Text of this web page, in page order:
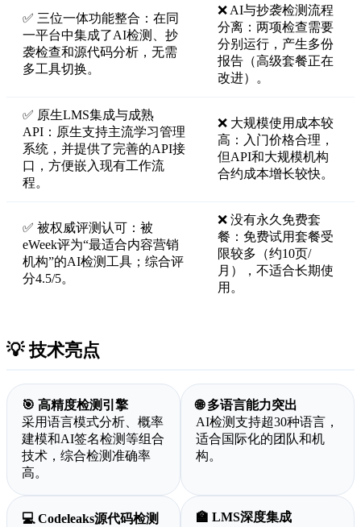
✅ 三位一体功能整合：在同
一平台中集成了AI检测、抄
袭检查和源代码分析，无需
多工具切换。
❌ AI与抄袭检测流程
分离：两项检查需要
分别运行，产生多份
报告（高级套餐正在
改进）。
✅ 原生LMS集成与成熟
API：原生支持主流学习管理
系统，并提供了完善的API接
口，方便嵌入现有工作流
程。
❌ 大规模使用成本较
高：入门价格合理，
但API和大规模机构
合约成本增长较快。
✅ 被权威评测认可：被
eWeek评为“最适合内容营销
机构”的AI检测工具；综合评
分4.5/5。
❌ 没有永久免费套
餐：免费试用套餐受
限较多（约10页/
月），不适合长期使
用。
💡 技术亮点
🎯 高精度检测引擎
采用语言模式分析、概率
建模和AI签名检测等组合
技术，综合检测准确率
高。
🌐 多语言能力突出
AI检测支持超30种语言，
适合国际化的团队和机
构。
💻 Codeleaks源代码检测
🏫 LMS深度集成